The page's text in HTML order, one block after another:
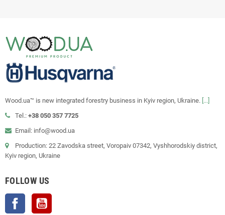
Wood.ua™ is new integrated forestry business in Kyiv region, Ukraine. [...]
Tel.: +38 050 357 7725
Email: info@wood.ua
Production: 22 Zavodska street, Voropaiv 07342, Vyshhorodskiy district,
Kyiv region, Ukraine
FOLLOW US
Facebook